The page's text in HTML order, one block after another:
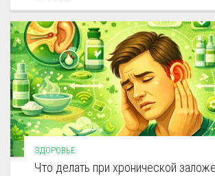
ЗДОРОВЬЕ
Что делать при хронической